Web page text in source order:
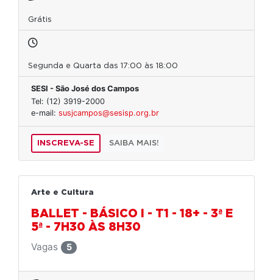
Grátis
Segunda e Quarta das 17:00 às 18:00
SESI - São José dos Campos
Tel: (12) 3919-2000
e-mail: susjcampos@sesisp.org.br
INSCREVA-SE SAIBA MAIS!
Arte e Cultura
BALLET - BÁSICO I - T1 - 18+ - 3ª E
5ª - 7H30 ÀS 8H30
Vagas
5